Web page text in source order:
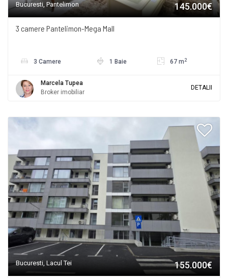
Bucuresti, Pantelimon 145.000€
3 camere Pantelimon-Mega Mall
3 Camere 1 Baie 67 m 2
Marcela Tupea
Broker imobiliar
DETALII
Bucuresti, Lacul Tei 155.000€